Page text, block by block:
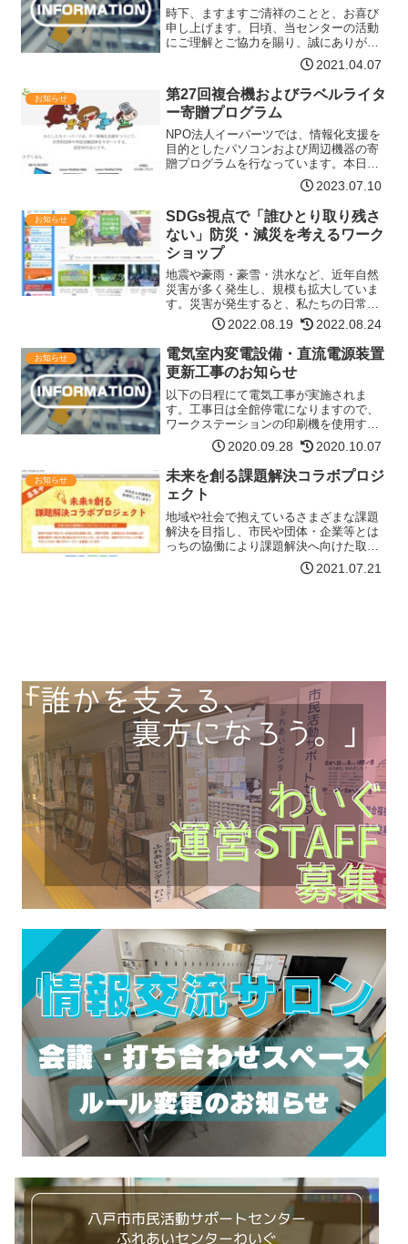
時下、ますますご清祥のことと、お喜び
申し上げます。日頃、当センターの活動
にご理解とご協力を賜り、誠にありがと
うございます。昨年度は、新型コロナウ
ィルス感染症拡大防止のためにセンター
利用制限をさせていただき、皆様には大
変ご不便をおかけいたしま…【詳細はコ
チラ】
2021.04.07
お知らせ
第27回複合機およびラベルライタ
ー寄贈プログラム
NPO法人イーパーツでは、情報化支援を
目的としたパソコンおよび周辺機器の寄
贈プログラムを行なっています。本日は
「第27回複合機およびラベルライター寄
贈プログラム」のご案内です。同時に、
リユースPCおよびリユースプロジェクタ
ーも申請頂けます。…【詳細はコチラ】
2023.07.10
お知らせ
SDGs視点で「誰ひとり取り残さ
ない」防災・減災を考えるワーク
ショップ
地震や豪雨・豪雪・洪水など、近年自然
災害が多く発生し、規模も拡大していま
す。災害が発生すると、私たちの日常は
一変します。ただ、どのようなことに困
るのかも、被災した方それぞれによって
異なってくるため、一人ひとりにあった
支援の形も求められます。…【詳細はコ
チラ】
2022.08.19 2022.08.24
お知らせ
電気室内変電設備・直流電源装置
更新工事のお知らせ
以下の日程にて電気工事が実施されま
す。工事日は全館停電になりますので、
ワークステーションの印刷機を使用する
事ができません。ご不便をおかけいたし
ますが、ご理解のほどよろしくお願い申
し上げます。工事日時令和2年11月3日
(火・祝日) 終日令和2…【詳細はコチ
ラ】
2020.09.28 2020.10.07
お知らせ
未来を創る課題解決コラボプロジ
ェクト
地域や社会で抱えているさまざまな課題
解決を目指し、市民や団体・企業等とは
っちの協働により課題解決へ向けた取り
組みを行うプロジェクトです。はっちで
は、協働で行うプロジェクト案及び、プ
2021.07.21